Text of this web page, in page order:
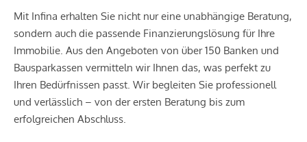
Mit Infina erhalten Sie nicht nur eine unabhängige Beratung,
sondern auch die passende Finanzierungslösung für Ihre
Immobilie. Aus den Angeboten von über 150 Banken und
Bausparkassen vermitteln wir Ihnen das, was perfekt zu
Ihren Bedürfnissen passt. Wir begleiten Sie professionell
und verlässlich – von der ersten Beratung bis zum
erfolgreichen Abschluss.